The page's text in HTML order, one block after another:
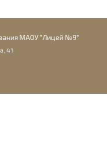
МАОУ "Лицей №9"
41